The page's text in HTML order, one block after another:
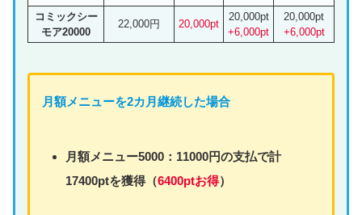
コミックシー
モア20000
22,000円 20,000pt
20,000pt
+6,000pt
20,000pt
+6,000pt
月額メニューを2カ月継続した場合
月額メニュー5000：11000円の支払で計
17400ptを獲得（6400ptお得）